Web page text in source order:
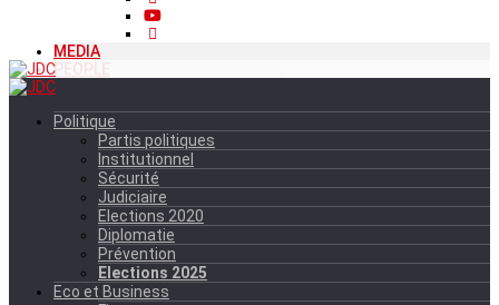
MEDIA
PEOPLE
Politique
Partis politiques
Institutionnel
Sécurité
Judiciaire
Elections 2020
Diplomatie
Prévention
Elections 2025
Eco et Business